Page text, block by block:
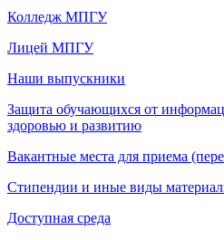
Колледж МПГУ
Лицей МПГУ
Наши выпускники
Защита обучающихся от
здоровью и развитию
Вакантные места для приема
Стипендии и иные виды
Доступная среда